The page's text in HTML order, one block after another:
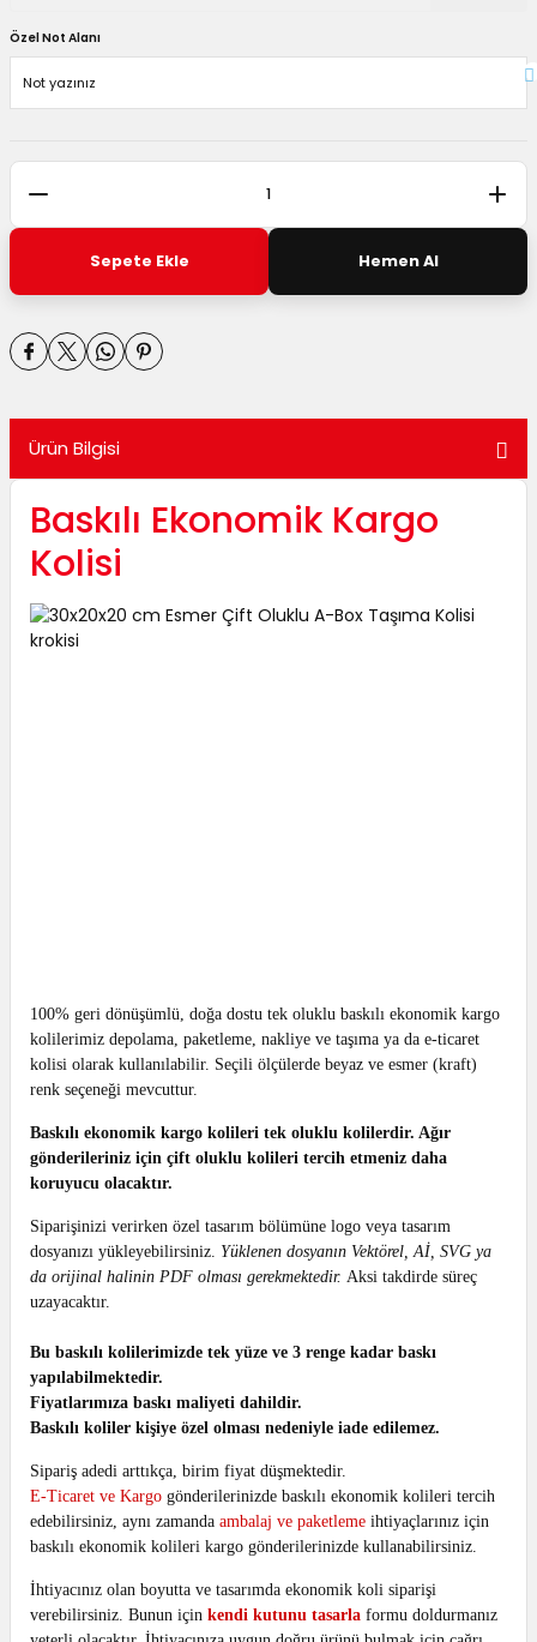
Özel Not Alanı
Sepete Ekle Hemen Al
Ürün Bilgisi
Baskılı Ekonomik Kargo
Kolisi
100% geri dönüşümlü, doğa dostu tek oluklu baskılı ekonomik kargo
kolilerimiz depolama, paketleme, nakliye ve taşıma ya da e-ticaret
kolisi olarak kullanılabilir. Seçili ölçülerde beyaz ve esmer (kraft)
renk seçeneği mevcuttur.
Baskılı ekonomik kargo kolileri tek oluklu kolilerdir. Ağır
gönderileriniz için çift oluklu kolileri tercih etmeniz daha
koruyucu olacaktır.
Siparişinizi verirken özel tasarım bölümüne logo veya tasarım
dosyanızı yükleyebilirsiniz. Yüklenen dosyanın Vektörel, Aİ, SVG ya
da orijinal halinin PDF olması gerekmektedir. Aksi takdirde süreç
uzayacaktır.
Bu baskılı kolilerimizde tek yüze ve 3 renge kadar baskı
yapılabilmektedir.
Fiyatlarımıza baskı maliyeti dahildir.
Baskılı koliler kişiye özel olması nedeniyle iade edilemez.
Sipariş adedi arttıkça, birim fiyat düşmektedir.
E-Ticaret ve Kargo gönderilerinizde baskılı ekonomik kolileri tercih
edebilirsiniz, aynı zamanda ambalaj ve paketleme ihtiyaçlarınız için
baskılı ekonomik kolileri kargo gönderilerinizde kullanabilirsiniz.
İhtiyacınız olan boyutta ve tasarımda ekonomik koli siparişi
verebilirsiniz. Bunun için kendi kutunu tasarla formu doldurmanız